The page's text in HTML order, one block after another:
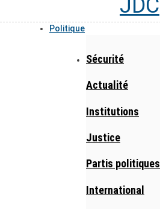
Politique
Sécurité
Actualité
Institutions
Justice
Partis politiques
International